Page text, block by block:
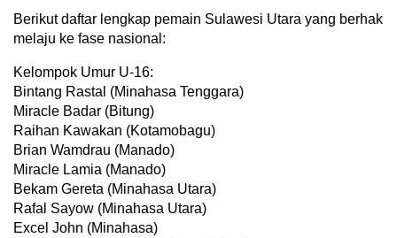
Berikut daftar lengkap pemain Sulawesi Utara yang berhak
melaju ke fase nasional:
Kelompok Umur U-16:
Bintang Rastal (Minahasa Tenggara)
Miracle Badar (Bitung)
Raihan Kawakan (Kotamobagu)
Brian Wamdrau (Manado)
Miracle Lamia (Manado)
Bekam Gereta (Minahasa Utara)
Rafal Sayow (Minahasa Utara)
Excel John (Minahasa)